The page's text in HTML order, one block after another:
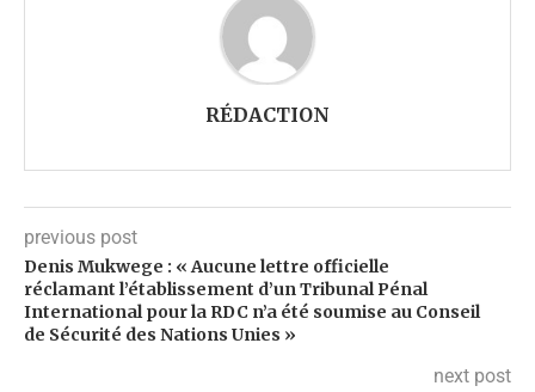
RÉDACTION
previous post
Denis Mukwege : « Aucune lettre officielle
réclamant l’établissement d’un Tribunal Pénal
International pour la RDC n’a été soumise au Conseil
de Sécurité des Nations Unies »
next post